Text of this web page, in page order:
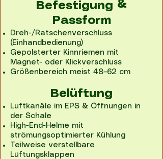
Befestigung &
Passform
Dreh-/Ratschenverschluss
(Einhandbedienung)
Gepolsterter Kinnriemen mit
Magnet- oder Klickverschluss
Größenbereich meist 48–62 cm
Belüftung
Luftkanäle im EPS & Öffnungen in
der Schale
High-End-Helme mit
strömungsoptimierter Kühlung
Teilweise verstellbare
Lüftungsklappen